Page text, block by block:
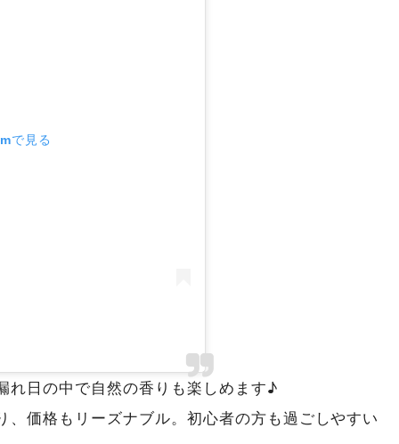
で見る
れ日の中で自然の香りも楽しめます♪
、価格もリーズナブル。初心者の方も過ごしやすい